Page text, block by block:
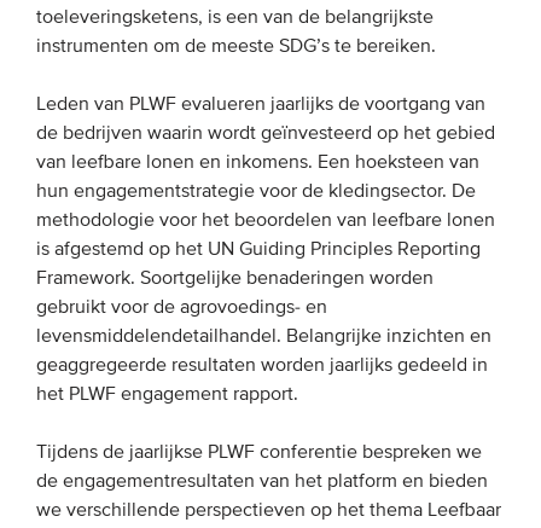
MEDIA
Publicaties
Webinars
Podcasts
Video’s
WIE WE ZIJN
Onze leden
Bestuur
Partners & netwerken
toeleveringsketens, is een van de belangrijkste
instrumenten om de meeste SDG’s te bereiken.
Leden van PLWF evalueren jaarlijks de voortgang van
de bedrijven waarin wordt geïnvesteerd op het gebied
van leefbare lonen en inkomens. Een hoeksteen van
hun engagementstrategie voor de kledingsector. De
methodologie voor het beoordelen van leefbare lonen
is afgestemd op het UN Guiding Principles Reporting
Framework. Soortgelijke benaderingen worden
gebruikt voor de agrovoedings- en
levensmiddelendetailhandel. Belangrijke inzichten en
geaggregeerde resultaten worden jaarlijks gedeeld in
het PLWF engagement rapport.
Tijdens de jaarlijkse PLWF conferentie bespreken we
de engagementresultaten van het platform en bieden
we verschillende perspectieven op het thema Leefbaar